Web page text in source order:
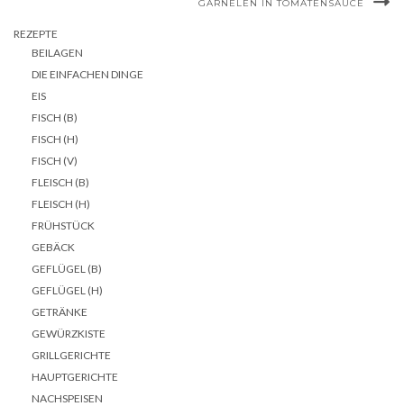
GARNELEN IN TOMATENSAUCE
REZEPTE
BEILAGEN
DIE EINFACHEN DINGE
EIS
FISCH (B)
FISCH (H)
FISCH (V)
FLEISCH (B)
FLEISCH (H)
FRÜHSTÜCK
GEBÄCK
GEFLÜGEL (B)
GEFLÜGEL (H)
GETRÄNKE
GEWÜRZKISTE
GRILLGERICHTE
HAUPTGERICHTE
NACHSPEISEN